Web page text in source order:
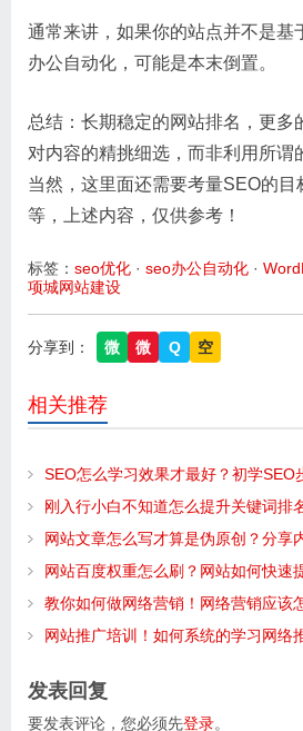
通常来讲，如果你的站点并不是基
办公自动化，可能是本末倒置。
总结：长期稳定的网站排名，更多
对内容的精挑细选，而非利用所谓
当然，这里面还需要考量SEO的
等，上述内容，仅供参考！
标签： seo优化 · seo办公自动化 ·
项城网站建设
分享到： 微 微 Q 空
相关推荐
SEO怎么学习效果才最好？初学SEO
刚入行小白不知道怎么提升关键词排
网站文章怎么写才算是伪原创？分享
网站百度权重怎么刷？网站如何快速
教你如何做网络营销！网络营销应该
网站推广培训！如何系统的学习网络
发表回复
要发表评论，您必须先登录。